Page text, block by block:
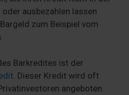
ausbezahlen lassen
zum Beispiel vom
Barkredites ist der
. Dieser Kredit wird oft
angeboten.